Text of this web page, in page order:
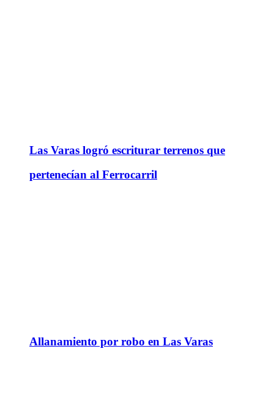
Las Varas logró escriturar terrenos que
pertenecían al Ferrocarril
Allanamiento por robo en Las Varas